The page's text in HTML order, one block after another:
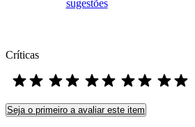
sugestões
Críticas
Seja o primeiro a avaliar este item